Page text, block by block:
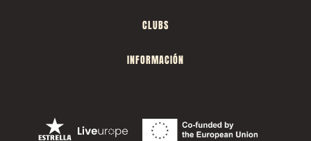
CLUBS
INFORMACIÓN